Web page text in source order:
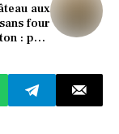
aux
four
: prêt